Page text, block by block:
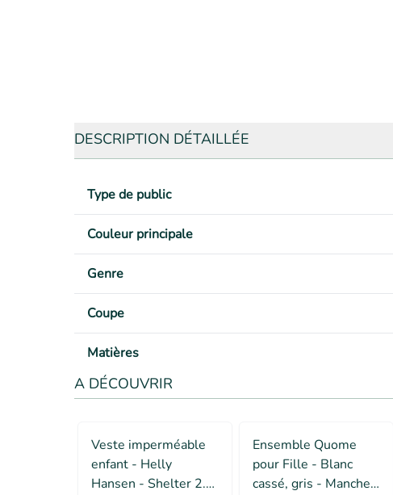
DESCRIPTION DÉTAILLÉE
Type de public
Couleur principale
Genre
Coupe
Matières
A DÉCOUVRIR
Veste imperméable
enfant - Helly
Hansen - Shelter 2.0
Ensemble Quome
pour Fille - Blanc
cassé, gris - Manches